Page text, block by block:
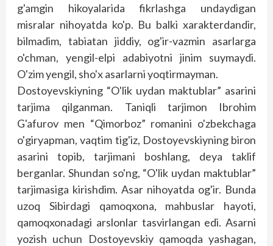
g'amgin hikoyalarida fikrlashga undaydigan
misralar nihoyatda ko'p. Bu balki xarakterdandir,
bilmadim, tabiatan jiddiy, og'ir-vazmin asarlarga
o'chman, yengil-elpi adabiyotni jinim suymaydi.
O'zim yengil, sho'x asarlarni yoqtirmayman.
Dostoyevskiyning “O'lik uydan maktub­lar” asarini
tarjima qilganman. Taniqli tarjimon Ibrohim
G'afurov men “Qimorboz” romanini o'zbekchaga
o'giryapman, vaqtim tig'iz, Dos­toyevskiyning biron
asarini topib, tarjimani boshlang, deya taklif
berganlar. Shundan so'ng, “O'lik uydan maktublar”
tarjimasiga kirishdim. Asar nihoyatda og'ir. Bunda
uzoq Sibirdagi qamoqxona, mahbuslar hayoti,
qamoqxonadagi arslonlar tasvirlangan edi. Asarni
yozish uchun Dostoyevskiy qamoqda yashagan,